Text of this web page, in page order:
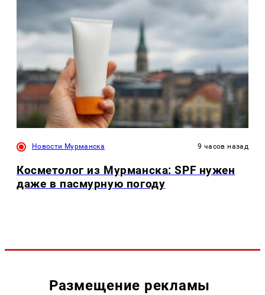
Новости Мурманска 9 часов назад
Косметолог из Мурманска: SPF нужен
даже в пасмурную погоду
Размещение рекламы